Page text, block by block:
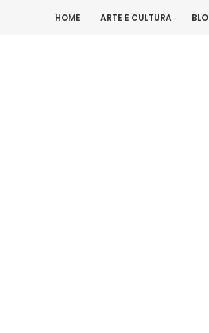
HOME ARTE E CULTURA